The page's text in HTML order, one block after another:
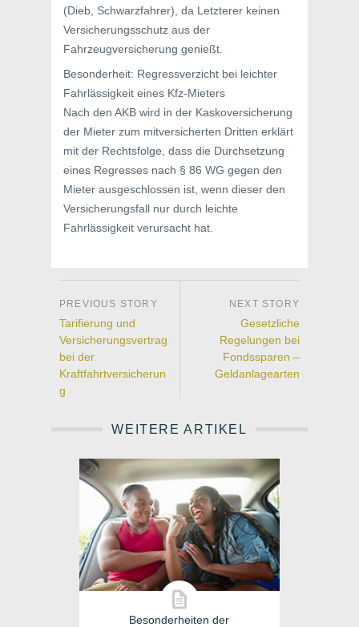
(Dieb, Schwarzfahrer), da Letzterer keinen
Versicherungsschutz aus der
Fahrzeugversicherung genießt.
Besonderheit: Regressverzicht bei leichter
Fahrlässigkeit eines Kfz-Mieters
Nach den AKB wird in der Kaskoversicherung
der Mieter zum mitversicherten Dritten erklärt
mit der Rechtsfolge, dass die Durchsetzung
eines Regresses nach § 86 WG gegen den
Mieter ausgeschlossen ist, wenn dieser den
Versicherungsfall nur durch leichte
Fahrlässigkeit verursacht hat.
Tarifierung und
Versicherungsvertrag
bei der
Kraftfahrtversicherun
g
Gesetzliche
Regelungen bei
Fondssparen –
Geldanlagearten
WEITERE ARTIKEL
Besonderheiten der